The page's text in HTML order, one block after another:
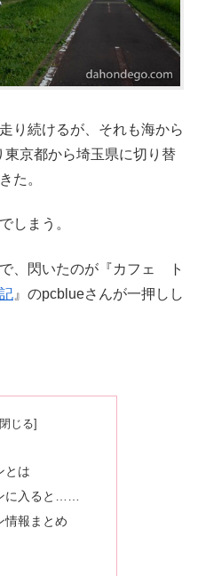
り続けるが、それも海から
京都から埼玉県に切り替
た。
しまう。
、閃いたのが『カフェ ト
』のpcblueさんが一押しし
とは
に入ると……
報まとめ